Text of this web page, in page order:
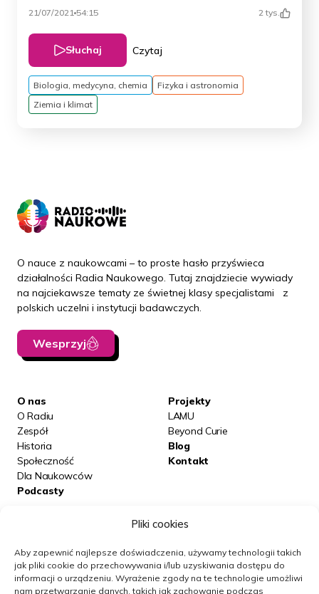
Pliki cookies
Aby zapewnić najlepsze doświadczenia, używamy technologii takich
jak pliki cookie do przechowywania i/lub uzyskiwania dostępu do
informacji o urządzeniu. Wyrażenie zgody na te technologie umożliwi
nam przetwarzanie danych, takich jak zachowanie podczas
21/07/2021 54:15 2 tys.
Słuchaj Czytaj
Biologia, medycyna, chemia
Fizyka i astronomia
Ziemia i klimat
O nauce z naukowcami – to proste hasło przyświeca
działalności Radia Naukowego. Tutaj znajdziecie wywiady
na najciekawsze tematy ze świetnej klasy specjalistami z
polskich uczelni i instytucji badawczych.
Wesprzyj
O nas
O Radiu
Zespół
Historia
Społeczność
Dla Naukowców
Podcasty
Projekty
LAMU
Beyond Curie
Blog
Kontakt
Obserwuj nas